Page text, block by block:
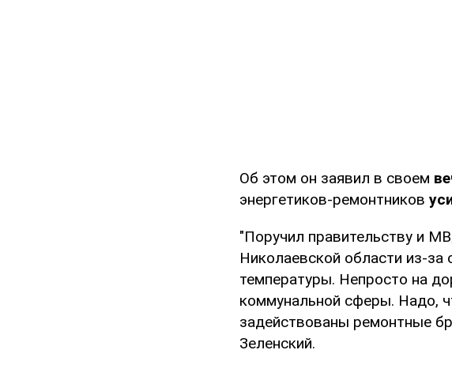
Об этом он заявил в своем
энергетиков-ремонтников
"Поручил правительству и
Николаевской области из-
температуры. Непросто на
коммунальной сферы. Надо,
задействованы ремонтные
Зеленский.